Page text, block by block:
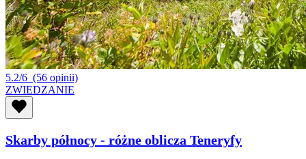
5.2/6 (56 opinii)
ZWIEDZANIE
Skarby północy - różne oblicza Teneryfy